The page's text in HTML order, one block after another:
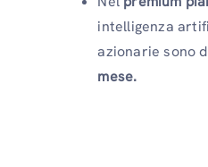
intelligenza
azionarie sono
mese.